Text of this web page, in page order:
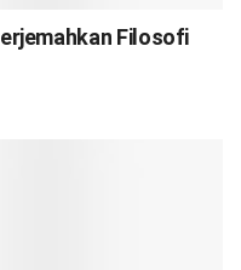
Filosofi